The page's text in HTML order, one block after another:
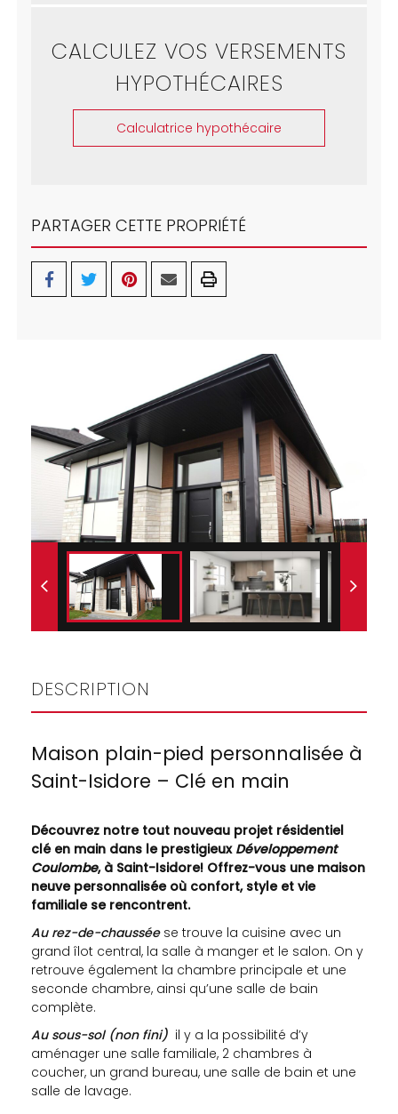
CALCULEZ VOS VERSEMENTS
HYPOTHÉCAIRES
Calculatrice hypothécaire
PARTAGER CETTE PROPRIÉTÉ
DESCRIPTION
Maison plain-pied personnalisée à
Saint-Isidore – Clé en main
Découvrez notre tout nouveau projet résidentiel
clé en main dans le prestigieux Développement
Coulombe, à Saint-Isidore! Offrez-vous une maison
neuve personnalisée où confort, style et vie
familiale se rencontrent.
Au rez-de-chausséese trouve la cuisine avec un
grand îlot central, la salle à manger et le salon. On y
retrouve également la chambre principale et une
seconde chambre, ainsi qu’une salle de bain
complète.
Au sous-sol (non fini) il y a la possibilité d’y
aménager une salle familiale, 2 chambres à
coucher, un grand bureau, une salle de bain et une
salle de lavage.